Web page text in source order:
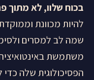
בכוח שלוו, לא מתוך
להיות מכוונת
שמה לב למסרים
משתמשת
הפסיכולוגית שלה כדי